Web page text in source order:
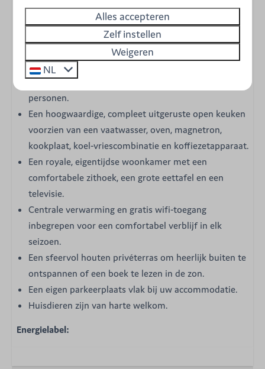
met een tweepersoonsbed, één slaapkamer met twee
eenpersoonsbedden en één slaapkamer met een
Twee luxe badkamers en twee toiletten, wat zorgt
voor maximaal comfort en privacy voor zes
personen.
Een hoogwaardige, compleet uitgeruste open keuken
voorzien van een vaatwasser, oven, magnetron,
kookplaat, koel-vriescombinatie en koffiezetapparaat.
Een royale, eigentijdse woonkamer met een
comfortabele zithoek, een grote eettafel en een
televisie.
Centrale verwarming en gratis wifi-toegang
inbegrepen voor een comfortabel verblijf in elk
seizoen.
Een sfeervol houten privéterras om heerlijk buiten te
ontspannen of een boek te lezen in de zon.
Een eigen parkeerplaats vlak bij uw accommodatie.
Huisdieren zijn van harte welkom.
Energielabel:
Alles accepteren
Zelf instellen
Weigeren
NL